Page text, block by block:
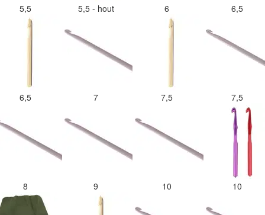
5,5 5,5 - hout 6 6,5
6,5 7 7,5 7,5
8 9 10 10